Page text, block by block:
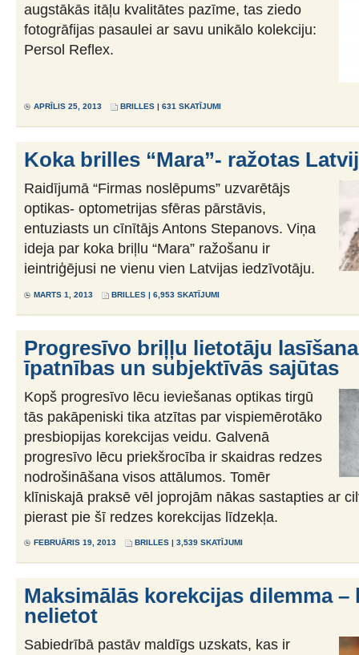
augstākās itāļu kvalitātes pazīme, tas ziedo
fotogrāfijas pasaulei ar savu unikālo kolekciju:
Persol Reflex.
APRĪLIS 25, 2013 BRILLES | 631 SKATĪJUMI
Koka brilles “Mara”- ražotas
Raidījumā “Firmas noslēpums” uzvarētājs
optikas- optometrijas sfēras pārstāvis,
entuziasts un cīnītājs Antons Stepanovs. Viņa
ideja par koka briļlu “Mara” ražošanu ir
ieintriģējusi ne vienu vien Latvijas iedzīvotāju.
MARTS 1, 2013 BRILLES | 6,953 SKATĪJUMI
Progresīvo briļļu lietotāju
īpatnības un subjektīvās sajūtas
Kopš progresīvo lēcu ieviešanas optikas tirgū
tās pakāpeniski tika atzītas par vispiemērotāko
presbiopijas korekcijas veidu. Galvenā
progresīvo lēcu priekšrocība ir skaidras redzes
nodrošināšana visos attālumos. Tomēr
klīniskajā praksē vēl joprojām nākas sastapties ar
pierast pie šī redzes korekcijas līdzekļa.
FEBRUĀRIS 19, 2013 BRILLES | 3,539 SKATĪJUMI
Maksimālās korekcijas dilemma –
nelietot
Sabiedrībā pastāv maldīgs uzskats, kas ir